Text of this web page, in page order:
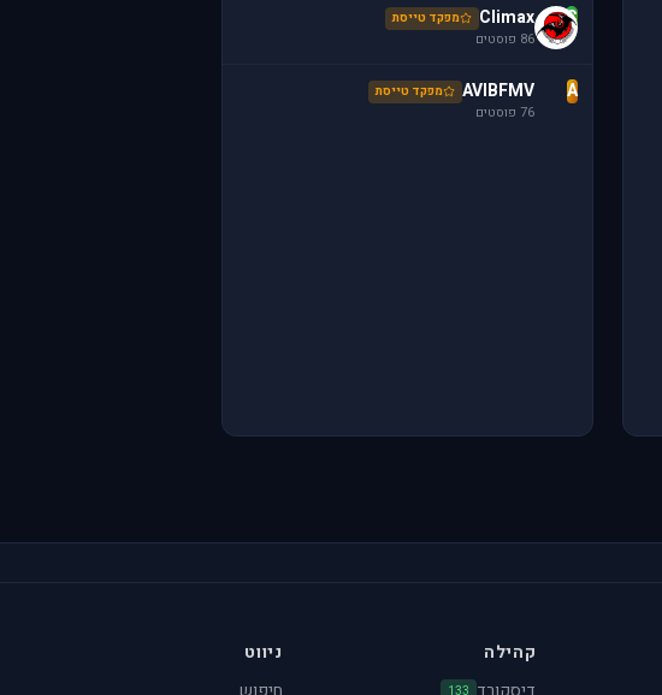
C
Climax מפקד טייסת
86 פוסטים
A
AVIBFMV מפקד טייסת
76 פוסטים
קהילה
133
ניווט